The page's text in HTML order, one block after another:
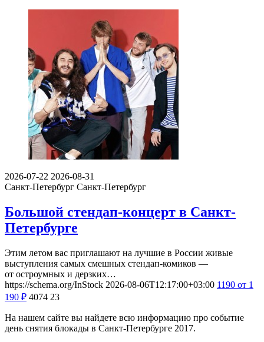
2026-07-22 2026-08-31
Санкт-Петербург Санкт-Петербург
Большой стендап-концерт в Санкт-
Петербурге
Этим летом вас приглашают на лучшие в России живые
выступления самых смешных стендап-комиков —
от остроумных и дерзких…
https://schema.org/InStock 2026-08-06T12:17:00+03:00 1190 от 1
190 ₽ 4074 23
На нашем сайте вы найдете всю информацию про событие
день снятия блокады в Санкт-Петербурге 2017.